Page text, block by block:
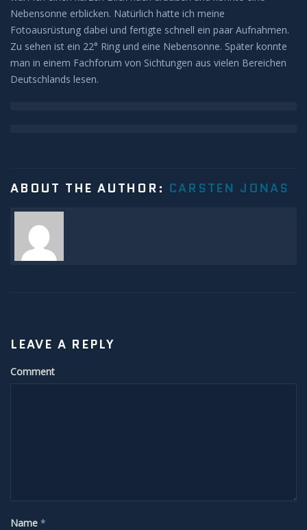
Mondhalos
Oppositionseffekt
Sonnenhalos
Strahlenbüschel
Lenticularis
Nebensonne erblicken. Natürlich hatte ich meine
Fotoausrüstung dabei und fertigte schnell ein paar Aufnahmen.
Zu sehen ist ein 22° Ring und eine Nebensonne. Später konnte
man in einem Fachforum von Sichtungen aus vielen Bereichen
Deutschlands lesen.
ABOUT THE AUTHOR: CARSTEN JONAS
LEAVE A REPLY
Comment
Name *